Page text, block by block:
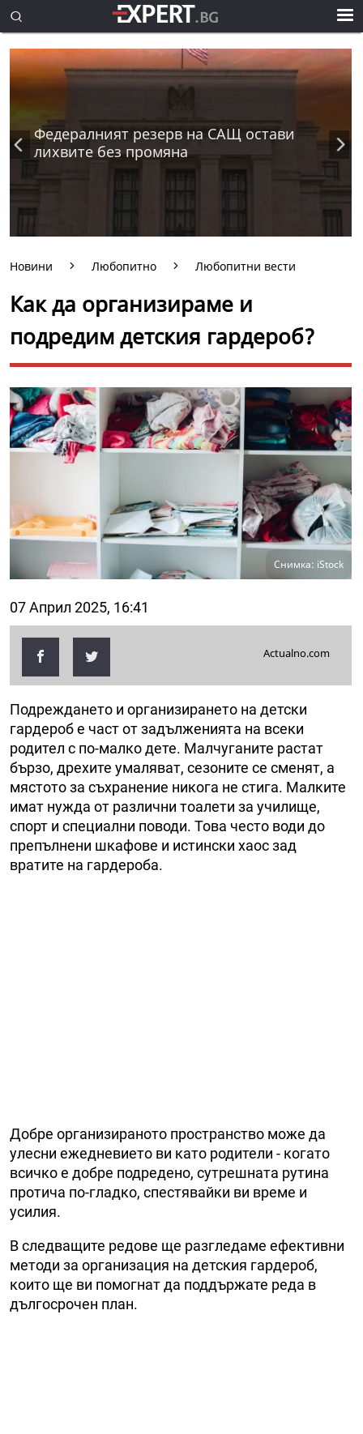
Федералният резерв на САЩ остави
лихвите без промяна
Новини Любопитно Любопитни вести
Как да организираме и
подредим детския гардероб?
Снимка: iStock
07 Април 2025, 16:41
Actualno.com
Подреждането и организирането на детски
гардероб е част от задълженията на всеки
родител с по-малко дете. Малчуганите растат
бързо, дрехите умаляват, сезоните се сменят, а
мястото за съхранение никога не стига. Малките
имат нужда от различни тоалети за училище,
спорт и специални поводи. Това често води до
препълнени шкафове и истински хаос зад
вратите на гардероба.
Добре организираното пространство може да
улесни ежедневието ви като родители - когато
всичко е добре подредено, сутрешната рутина
протича по-гладко, спестявайки ви време и
усилия.
В следващите редове ще разгледаме ефективни
методи за организация на детския гардероб,
които ще ви помогнат да поддържате реда в
дългосрочен план.